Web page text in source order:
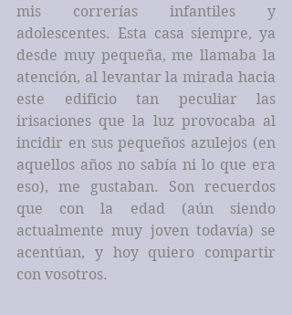
mis correrías infantiles y
adolescentes. Esta casa siempre, ya
desde muy pequeña, me llamaba la
atención, al levantar la mirada hacia
este edificio tan peculiar las
irisaciones que la luz provocaba al
incidir en sus pequeños azulejos (en
aquellos años no sabía ni lo que era
eso), me gustaban. Son recuerdos
que con la edad (aún siendo
actualmente muy joven todavía) se
acentúan, y hoy quiero compartir
con vosotros.